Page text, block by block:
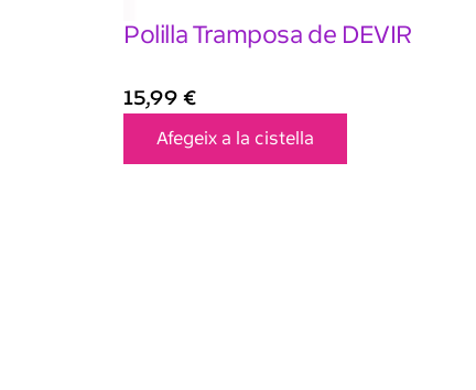
Polilla Tramposa de DEVIR
15,99 €
Afegeix a la cistella